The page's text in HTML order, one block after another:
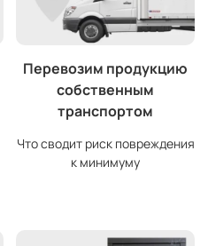
Перевозим продукцию
собственным
транспортом
Что сводит риск повреждения
к минимуму